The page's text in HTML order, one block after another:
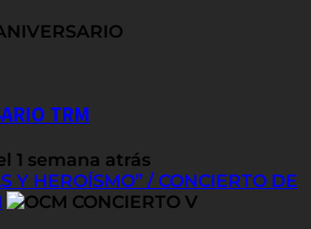
TRM
1 semana atrás
Y HEROÍSMO” / CONCIERTO DE